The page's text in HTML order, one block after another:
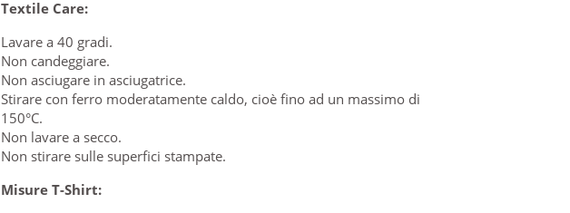
Textile Care:
Lavare a 40 gradi.
Non candeggiare.
Non asciugare in asciugatrice.
Stirare con ferro moderatamente caldo, cioè fino ad un massimo di
150°C.
Non lavare a secco.
Non stirare sulle superfici stampate.
Misure T-Shirt: